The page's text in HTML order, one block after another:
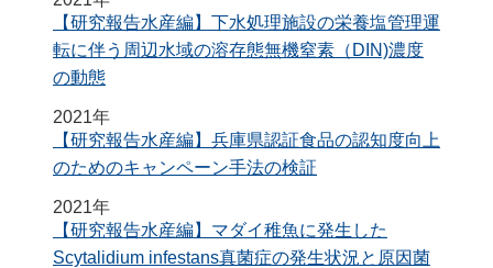
【研究報告水産編】下水処理施設の栄養塩管理運
転に伴う周辺水域の溶存態無機窒素（DIN)濃度
の動態
2021年
【研究報告水産編】兵庫県認証食品の認知度向上
のためのキャンペーン手法の検証
2021年
【研究報告水産編】マダイ稚魚に発生した
Scytalidium infestans真菌症の発生状況と原因菌